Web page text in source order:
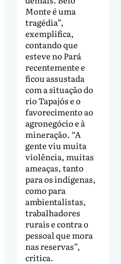
Monte é uma
tragédia”,
exemplifica,
contando que
esteve no Pará
recentemente e
ficou assustada
com a situação do
rio Tapajós e o
favorecimento ao
agronegócio e à
mineração. “A
gente viu muita
violência, muitas
ameaças, tanto
para os indígenas,
como para
ambientalistas,
trabalhadores
rurais e contra o
pessoal que mora
nas reservas”,
critica.